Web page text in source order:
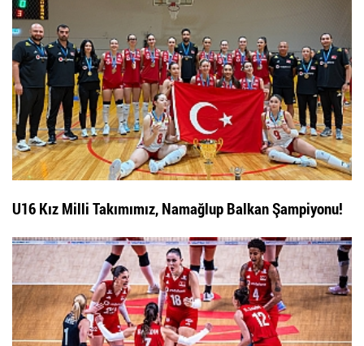
U16 Kız Milli Takımımız, Namağlup Balkan Şampiyonu!